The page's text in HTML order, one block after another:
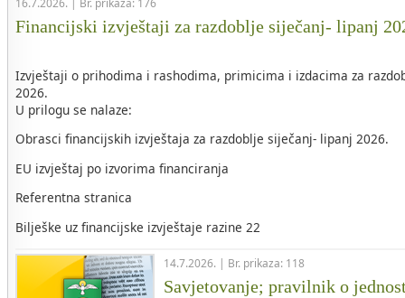
16.7.2026. | Br. prikaza: 176
Financijski izvještaji za razdoblje siječanj- lipanj
Izvještaji o prihodima i rashodima, primicima i izdacima za
2026.
U prilogu se nalaze:
Obrasci financijskih izvještaja za razdoblje siječanj- lipanj 2026.
EU izvještaj po izvorima financiranja
Referentna stranica
Bilješke uz financijske izvještaje razine 22
14.7.2026. | Br. prikaza: 118
Savjetovanje; pravilnik o